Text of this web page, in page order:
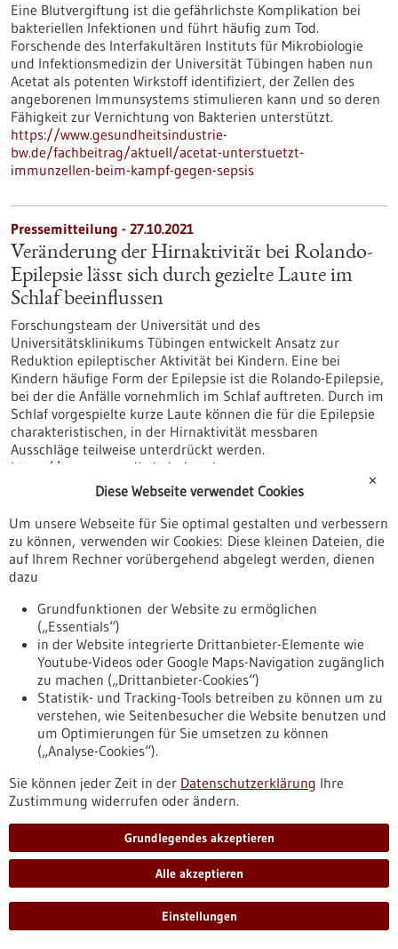
Eine Blutvergiftung ist die gefährlichste Komplikation bei
bakteriellen Infektionen und führt häufig zum Tod.
Forschende des Interfakultären Instituts für Mikrobiologie
und Infektionsmedizin der Universität Tübingen haben nun
Acetat als potenten Wirkstoff identifiziert, der Zellen des
angeborenen Immunsystems stimulieren kann und so deren
Fähigkeit zur Vernichtung von Bakterien unterstützt.
https://www.gesundheitsindustrie-
bw.de/fachbeitrag/aktuell/acetat-unterstuetzt-
immunzellen-beim-kampf-gegen-sepsis
Pressemitteilung - 27.10.2021
Veränderung der Hirnaktivität bei Rolando-
Epilepsie lässt sich durch gezielte Laute im
Schlaf beeinflussen
Forschungsteam der Universität und des
Universitätsklinikums Tübingen entwickelt Ansatz zur
Reduktion epileptischer Aktivität bei Kindern. Eine bei
Kindern häufige Form der Epilepsie ist die Rolando-Epilepsie,
bei der die Anfälle vornehmlich im Schlaf auftreten. Durch im
Schlaf vorgespielte kurze Laute können die für die Epilepsie
charakteristischen, in der Hirnaktivität messbaren
Ausschläge teilweise unterdrückt werden.
https://www.gesundheitsindustrie-
bw.de/fachbeitrag/pm/veraenderung-der-hirnaktivitaet-bei-
beeinflussen
Pressemitteilung - 27.10.2021
„Time is Retina“: Wenn das Auge plötzlich
nichts mehr sieht, gilt es keine Zeit zu
verlieren
Am 29. Oktober 2021 ist Weltschlaganfalltag. Nicht nur das
Gehirn kann einen Infarkt erleiden – auch das Auge kann von
einem akuten Verschluss der Blutzufuhr betroffen sein. Der
Augeninfarkt zeichnet sich durch eine plötzliche, schmerzlose
Sehverschlechterung innerhalb von Sekunden aus.
Unbehandelt führt er in rund 95 % der Fälle zu einem
schweren und dauerhaften Sehverlust im betroffenen Auge.
https://www.gesundheitsindustrie-
ploetzlich-nichts-mehr-sieht-gilt-es-keine-zeit-zu-verlieren
✕
Diese Webseite verwendet Cookies
Um unsere Webseite für Sie optimal gestalten und verbessern
zu können, verwenden wir Cookies: Diese kleinen Dateien, die
auf Ihrem Rechner vorübergehend abgelegt werden, dienen
dazu
Grundfunktionen der Website zu ermöglichen
(„Essentials“)
in der Website integrierte Drittanbieter-Elemente wie
Youtube-Videos oder Google Maps-Navigation zugänglich
zu machen („Drittanbieter-Cookies“)
Statistik- und Tracking-Tools betreiben zu können um zu
verstehen, wie Seitenbesucher die Website benutzen und
um Optimierungen für Sie umsetzen zu können
(„Analyse-Cookies“).
Sie können jeder Zeit in der Datenschutzerklärung Ihre
Zustimmung widerrufen oder ändern.
Grundlegendes akzeptieren
Alle akzeptieren
Einstellungen